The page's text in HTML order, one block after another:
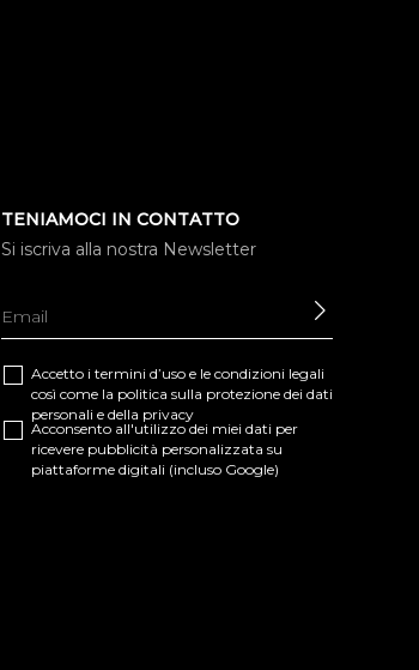
TENIAMOCI IN CONTATTO
Si iscriva alla nostra Newsletter
Accetto i termini d’uso e le condizioni legali
così come la politica sulla protezione dei dati
personali e della privacy
Acconsento all'utilizzo dei miei dati per
ricevere pubblicità personalizzata su
piattaforme digitali (incluso Google)